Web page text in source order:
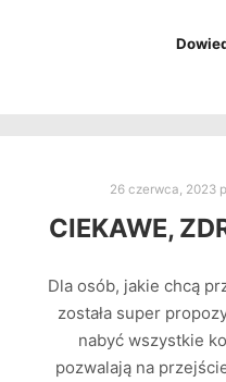
26 czerwca, 2023
CIEKAWE,
Dla osób, jakie chcą
została super
nabyć wszystkie
pozwalają na